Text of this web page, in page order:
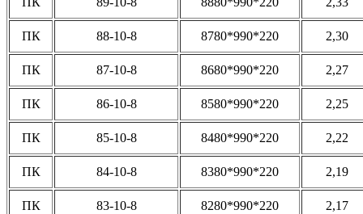
ПК 88-10-8 8780*990*220 2,30
ПК 87-10-8 8680*990*220 2,27
ПК 86-10-8 8580*990*220 2,25
ПК 85-10-8 8480*990*220 2,22
ПК 84-10-8 8380*990*220 2,19
ПК 83-10-8 8280*990*220 2,17